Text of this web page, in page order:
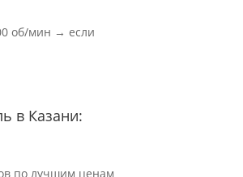
об/мин → если
в Казани:
по лучшим ценам